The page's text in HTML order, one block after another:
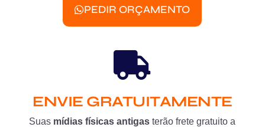
PEDIR ORÇAMENTO
ENVIE GRATUITAMENTE
Suas mídias físicas antigas terão frete gratuito a